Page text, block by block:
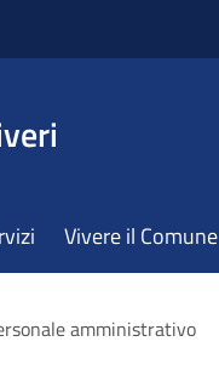
Vivere il Comune
amministrativo